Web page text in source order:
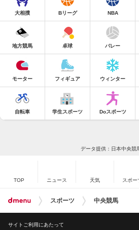
大相撲 Bリーグ NBA
地方競馬 卓球 バレー
モーター フィギュア ウィンター
自転車 学生スポーツ Doスポーツ
データ提供：日本中央競
TOP ニュース 天気 スポー
スポーツ 中央競馬
サイトご利用にあたって